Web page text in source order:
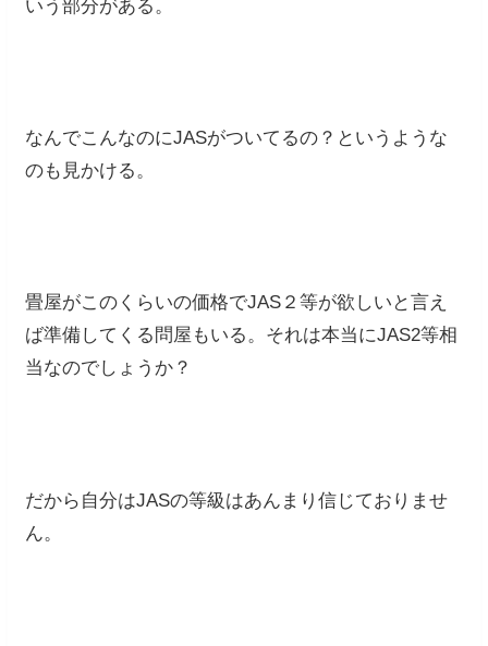
いう部分がある。
なんでこんなのにJASがついてるの？というような
のも見かける。
畳屋がこのくらいの価格でJAS２等が欲しいと言え
ば準備してくる問屋もいる。それは本当にJAS2等相
当なのでしょうか？
だから自分はJASの等級はあんまり信じておりませ
ん。